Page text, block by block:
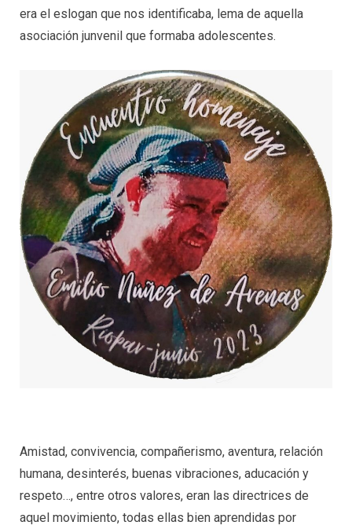
era el eslogan que nos identificaba, lema de aquella
asociación junvenil que formaba adolescentes.
Amistad, convivencia, compañerismo, aventura, relación
humana, desinterés, buenas vibraciones, aducación y
respeto…, entre otros valores, eran las directrices de
aquel movimiento, todas ellas bien aprendidas por